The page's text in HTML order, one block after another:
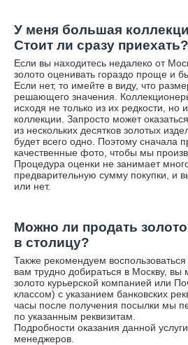
У меня большая
Стоит ли сразу приехать?
Если вы находитесь недалеко от
золото оценивать гораздо проще и
Если нет, то имейте в виду, что
решающего значения.
исходя не только из их редкости, но
коллекции. Запросто может
из нескольких десятков золотых
будет всего одно. Поэтому сначала
качественные фото, чтобы мы
Процедура оценки не занимает
предварительную сумму покупки, и
или нет.
Можно ли продать золото
в столицу?
Также рекомендуем воспользоваться
вам трудно добираться в Москву, вы
золото курьерской компанией или
классом) с указанием банковских
часы после получения посылки мы
по указанным реквизитам.
Подробности оказания данной
менеджеров.